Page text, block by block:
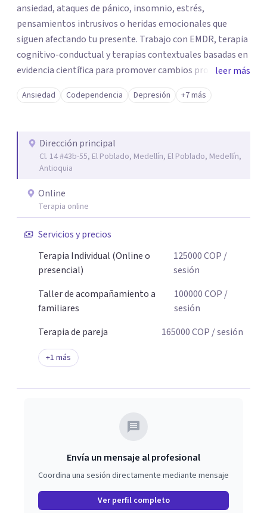
ansiedad, ataques de pánico, insomnio, estrés,
pensamientos intrusivos o heridas emocionales que
siguen afectando tu presente. Trabajo con EMDR, terapia
cognitivo-conductual y terapias contextuales basadas en
evidencia científica para promover cambios profundos y
duraderos. Atiendo adultos, adolescentes, parejas y
familias de forma presencial en Medellín y online, en un
leer más
Ansiedad Codependencia Depresión +7 más
Dirección principal
Cl. 14 #43b-55, El Poblado, Medellín, El Poblado, Medellín,
Antioquia
Online
Terapia online
Servicios y precios
Terapia Individual (Online o
presencial)
125000COP /
sesión
Taller de acompañamiento a
familiares
100000COP /
sesión
Terapia de pareja
165000COP / sesión
+1 más
Envía un mensaje al profesional
Coordina una sesión directamente mediante mensaje
Ver perfil completo